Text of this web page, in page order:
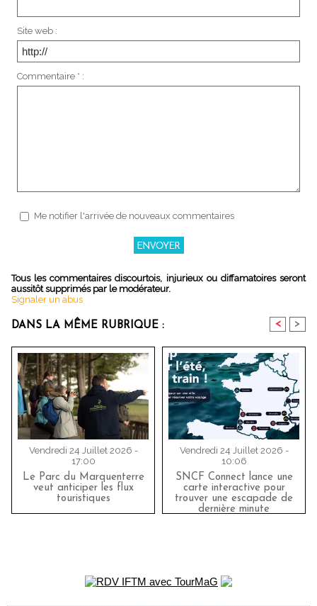
Site web :
Commentaire * :
Me notifier l'arrivée de nouveaux commentaires
Tous les commentaires discourtois, injurieux ou diffamatoires seront
aussitôt supprimés par le modérateur.
Signaler un abus
DANS LA MÊME RUBRIQUE : < >
Vendredi 24 Juillet 2026 -
17:00
Le Parc du Marquenterre
veut anticiper les flux
touristiques
Vendredi 24 Juillet 2026 -
10:06
SNCF Connect lance une
carte interactive pour
trouver une escapade de
dernière minute